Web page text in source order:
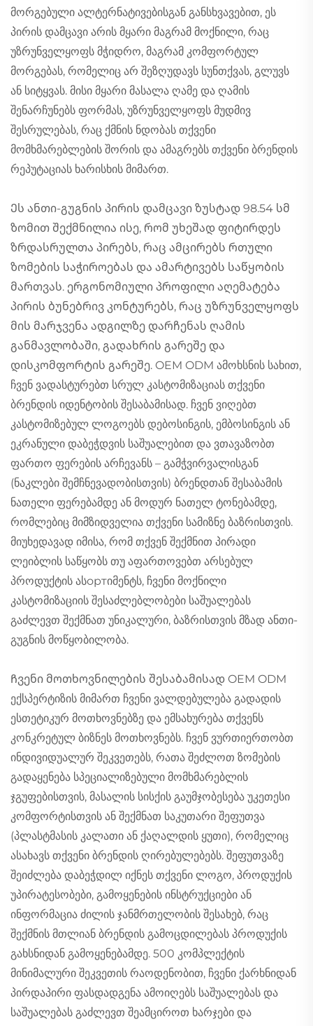
მორგებული ალტერნატივებისგან განსხვავებით, ეს
პირის დამცავი არის მყარი მაგრამ მოქნილი, რაც
უზრუნველყოფს მჭიდრო, მაგრამ კომფორტულ
მორგებას, რომელიც არ შეზღუდავს სუნთქვას, გლუვს
ან სიტყვას. მისი მყარი მასალა ღამე და ღამის
შენარჩუნებს ფორმას, უზრუნველყოფს მუდმივ
შესრულებას, რაც ქმნის ნდობას თქვენი
მომხმარებლების შორის და ამაგრებს თქვენი ბრენდის
რეპუტაციას ხარისხის მიმართ.
Ეს ანთი-გუგნის პირის დამცავი ზუსტად 98.54 სმ
ზომით შექმნილია ისე, რომ უხეშად ფიტირდეს
ზრდასრულთა პირებს, რაც ამცირებს რთული
ზომების საჭიროებას და ამარტივებს საწყობის
მართვას. ერგონომიული პროფილი აღემატება
პირის ბუნებრივ კონტურებს, რაც უზრუნველყოფს
მის მარჯვენა ადგილზე დარჩენას ღამის
განმავლობაში, გადახრის გარეშე და
დისკომფორტის გარეშე. OEM ODM ამოხსნის სახით,
ჩვენ ვადასტურებთ სრულ კასტომიზაციას თქვენი
ბრენდის იდენტობის შესაბამისად. ჩვენ ვიღებთ
კასტომიზებულ ლოგოებს დებოსინგის, ემბოსინგის ან
ეკრანული დაბეჭდვის საშუალებით და ვთავაზობთ
ფართო ფერების არჩევანს – გამჭვირვალისგან
(ნაკლები შემჩნევადობისთვის) ბრენდთან შესაბამის
ნათელი ფერებამდე ან მოდურ ნათელ ტონებამდე,
რომლებიც მიმზიდველია თქვენი სამიზნე ბაზრისთვის.
მიუხედავად იმისა, რომ თქვენ შექმნით პირადი
ლეიბლის საწყობს თუ აფართოვებთ არსებულ
პროდუქტის ასортიმენტს, ჩვენი მოქნილი
კასტომიზაციის შესაძლებლობები საშუალებას
გაძლევთ შექმნათ უნიკალური, ბაზრისთვის მზად ანთი-
გუგნის მოწყობილობა.
Ჩვენი მოთხოვნილების შესაბამისად OEM ODM
ექსპერტიზის მიმართ ჩვენი ვალდებულება გადადის
ესთეტიკურ მოთხოვნებზე და ემსახურება თქვენს
კონკრეტულ ბიზნეს მოთხოვნებს. ჩვენ ვურთიერთობთ
ინდივიდუალურ შეკვეთებს, რათა შეძლოთ ზომების
გადაყენება სპეციალიზებული მომხმარებლის
ჯგუფებისთვის, მასალის სისქის გაუმჯობესება უკეთესი
კომფორტისთვის ან შექმნათ საკუთარი შეფუთვა
(პლასტმასის კალათი ან ქაღალდის ყუთი), რომელიც
ასახავს თქვენი ბრენდის ღირებულებებს. შეფუთვაზე
შეიძლება დაბეჭდილ იქნეს თქვენი ლოგო, პროდუქის
უპირატესობები, გამოყენების ინსტრუქციები ან
ინფორმაცია ძილის ჯანმრთელობის შესახებ, რაც
შექმნის მთლიან ბრენდის გამოცდილებას პროდუქის
გახსნიდან გამოყენებამდე. 500 კომპლექტის
მინიმალური შეკვეთის რაოდენობით, ჩვენი ქარხნიდან
პირდაპირი ფასდადგენა ამოიღებს საშუალებას და
საშუალებას გაძლევთ შეამციროთ ხარჯები და